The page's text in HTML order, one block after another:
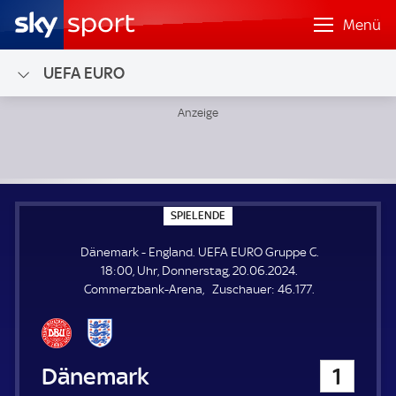
Menü
UEFA EURO
SPIELENDE
P
E
E
N
Dänemark - England. UEFA EURO Gruppe C.
18:00, Uhr, Donnerstag, 20.06.2024.
Commerzbank-Arena
Zuschauer: Z
46.177.
Dänemark 1